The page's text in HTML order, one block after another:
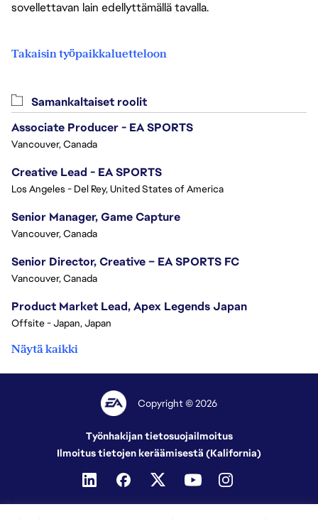
sovellettavan lain edellyttämällä tavalla.
Takaisin työpaikkaluetteloon
Samankaltaiset roolit
Associate Producer - EA SPORTS
Vancouver, Canada
Creative Lead - EA SPORTS
Los Angeles - Del Rey, United States of America
Senior Manager, Game Capture
Vancouver, Canada
Senior Director, Creative – EA SPORTS FC
Vancouver, Canada
Product Market Lead, Apex Legends Japan
Offsite - Japan, Japan
Näytä kaikki
Copyright © 2026
Työnhakijan tietosuojailmoitus
Ilmoitus tietojen keräämisestä (Kalifornia)